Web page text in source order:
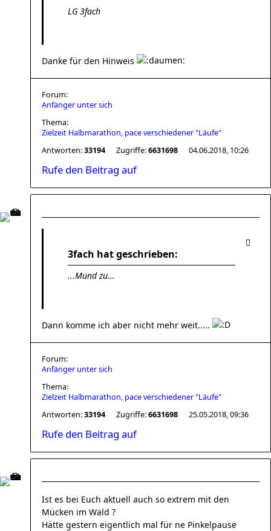
LG 3fach
Danke für den Hinweis
Forum:
Anfänger unter sich
Thema:
Zielzeit Halbmarathon, pace verschiedener "Läufe"
Antworten:33194 Zugriffe:6631698 04.06.2018, 10:26
Rufe den Beitrag auf
3fach hat geschrieben:
...Mund zu...
Dann komme ich aber nicht mehr weit.....
Forum:
Anfänger unter sich
Thema:
Zielzeit Halbmarathon, pace verschiedener "Läufe"
Antworten:33194 Zugriffe:6631698 25.05.2018, 09:36
Rufe den Beitrag auf
Ist es bei Euch aktuell auch so extrem mit den
Mücken im Wald ?
Hätte gestern eigentlich mal für ne Pinkelpause